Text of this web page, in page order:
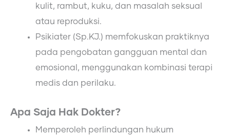
kulit, rambut, kuku, dan masalah seksual
atau reproduksi.
Psikiater (Sp.KJ.) memfokuskan praktiknya
pada pengobatan gangguan mental dan
emosional, menggunakan kombinasi terapi
medis dan perilaku.
Apa Saja Hak Dokter?
Memperoleh perlindungan hukum